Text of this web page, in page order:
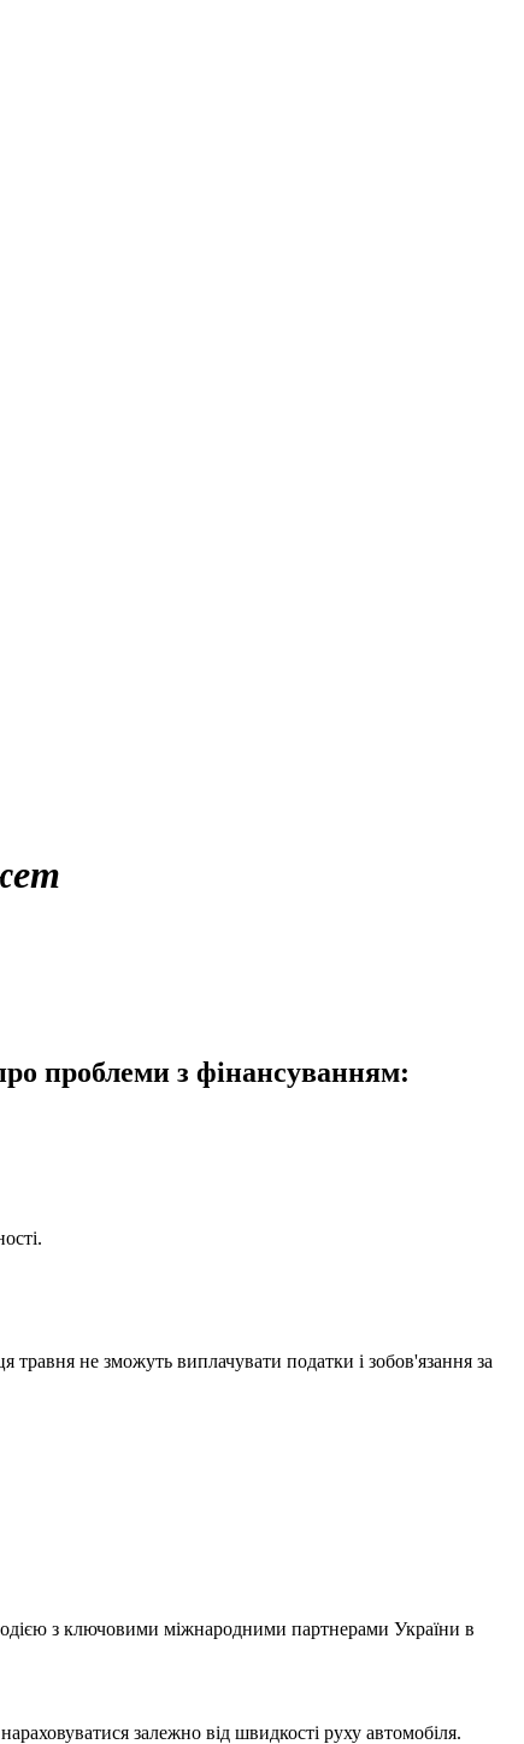
проблеми з фінансуванням:
травня не зможуть виплачувати податки і зобов'язання за
з ключовими міжнародними партнерами України в
залежно від швидкості руху автомобіля.